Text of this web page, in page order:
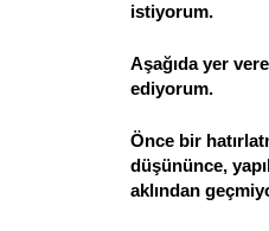
istiyorum.
Aşağıda yer
ediyorum.
Önce bir
düşününce,
aklından